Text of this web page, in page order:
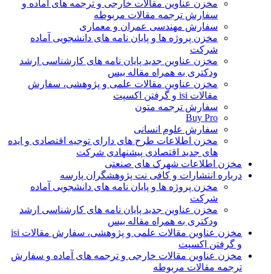
مخزن عناوین مقالات خارجی و ترجمه های آماده و
سفارش ترجمه مقالات مربوطه
سفارش مهندسی عمران و معماری
مخزن پروژه ها و پایان نامه های دانشجویی آماده
شرکت
مخزن عناوین جدید پایان نامه های کارشناسی ارشد
ودکتری به همراه مقاله بیس
مخزن عناوین مقالات علمی و پژوهشی، سفارش
مقالات isi و گرفتن اکسپت
سفارش ترجمه متون
Buy Pro
سفارش علوم انسانی
مخزن اطلاعات طرح های دارای توجیه اقتصادی و ایده
های جدید اقتصادی پیشنهادی شرکت
مخزن اطلاعات شهرک های صنعتی
درباره انتشارات و کافی نت پژوهشگران پارسه
مخزن پروژه ها و پایان نامه های دانشجویی آماده
شرکت
مخزن عناوین جدید پایان نامه های کارشناسی ارشد
ودکتری به همراه مقاله بیس
مخزن عناوین مقالات علمی و پژوهشی، سفارش مقالات isi
و گرفتن اکسپت
مخزن عناوین مقالات خارجی و ترجمه های آماده و سفارش
ترجمه مقالات مربوطه